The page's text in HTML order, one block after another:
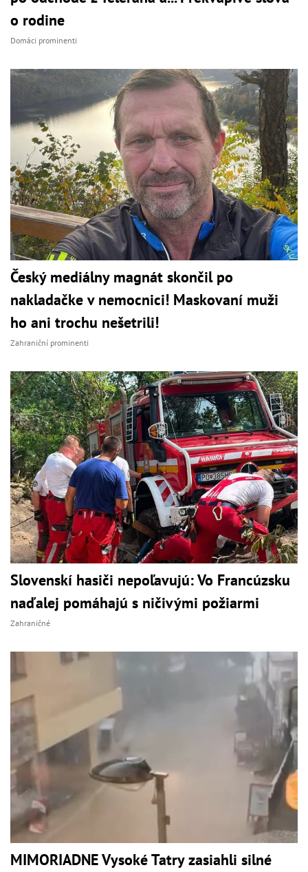
o rodine
Domáci prominenti
Český mediálny magnát skončil po
nakladačke v nemocnici! Maskovaní muži
ho ani trochu nešetrili!
Zahraniční prominenti
Slovenskí hasiči nepoľavujú: Vo Francúzsku
naďalej pomáhajú s ničivými požiarmi
Zahraničné
MIMORIADNE Vysoké Tatry zasiahli silné